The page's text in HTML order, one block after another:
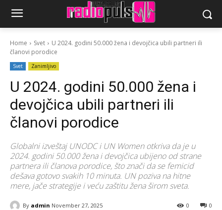
Home Svet
U 2024. godini 50.000 žena i devojčica ubili partneri ili
članovi porodice
Svet Zanimljivo
U 2024. godini 50.000 žena i
devojčica ubili partneri ili
članovi porodice
Globalni izveštaj UNODC i UN Women otkriva da je u
2024. godini 50.000 žena i devojčica ubijeno od strane
partnera ili članova porodice, što znači da se femicid
dešava gotovo svakih 10 minuta. UN poziva na hitne
mere, jače strategije i veću zaštitu žena širom sveta.
By admin November 27, 2025 0
0